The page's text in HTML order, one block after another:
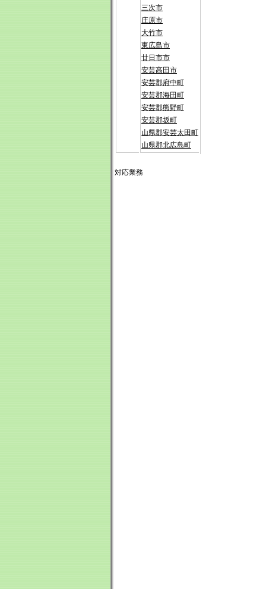
三次市
庄原市
大竹市
東広島市
廿日市市
安芸高田市
安芸郡府中町
安芸郡海田町
安芸郡熊野町
安芸郡坂町
山県郡安芸太田町
山県郡北広島町
対応業務